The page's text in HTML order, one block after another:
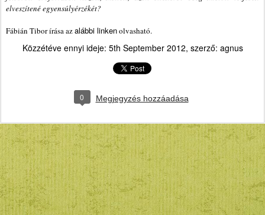
elveszítené egyensúlyérzékét?
Fábián Tibor írása azalábbi linkenolvasható.
Közzétéve ennyi ideje: 5th September 2012, szerző: agnus
0 Megjegyzés hozzáadása